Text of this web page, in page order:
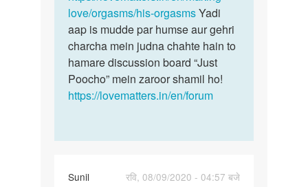
love/orgasms/his-orgasmsYadi
aap is mudde par humse aur gehri
charcha mein judna chahte hain to
hamare discussion board “Just
Poocho” mein zaroor shamil ho!
https://lovematters.in/en/forum
Sunil
रवि, 08/09/2020 - 04:57 बजे